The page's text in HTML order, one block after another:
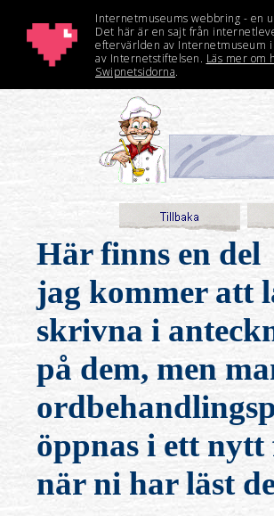
Här finns en
jag kommer att
skrivna i
på dem, men
öppnas i ett nytt
när ni har läst